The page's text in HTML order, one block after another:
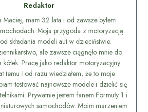
Redaktor
Maciej, mam 32 lata i od zawsze byłem
Moja przygoda z motoryzacją
składania modeli aut w dzieciństwie.
ale zawsze ciągnęło mnie do
kółek. Pracę jako redaktor motoryzacyjny
temu i od razu wiedziałem, że to moje
testować najnowsze modele i dzielić się
Prywatnie jestem fanem Formuły 1 i
samochodów. Moim marzeniem